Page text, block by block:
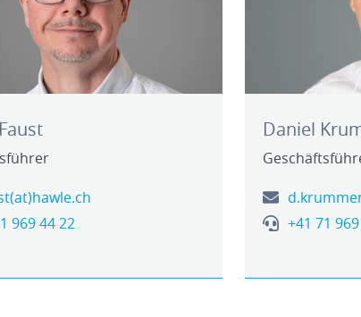
969 44 22
Daniel
+41 71